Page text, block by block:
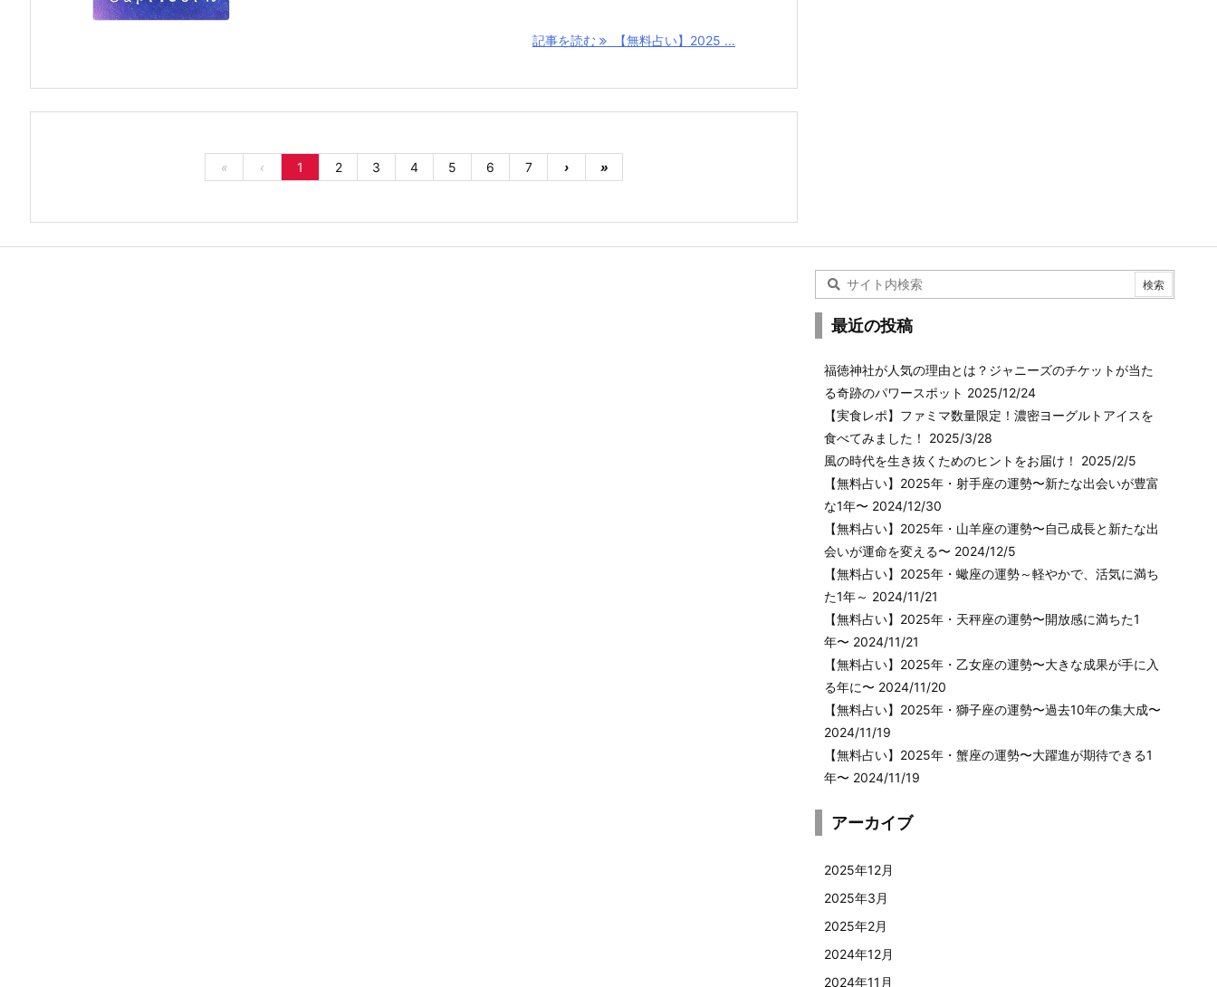
記事を読む 【無料占い】2025 ...
« ‹ 1 2 3 4 5 6 7 › »
最近の投稿
福徳神社が人気の理由とは？ジャニーズのチケットが当た
る奇跡のパワースポット 2025/12/24
【実食レポ】ファミマ数量限定！濃密ヨーグルトアイスを
食べてみました！
2025/3/28
風の時代を生き抜くためのヒントをお届け！
2025/2/5
【無料占い】2025年・射手座の運勢〜新たな出会いが豊富
な1年〜 2024/12/30
【無料占い】2025年・山羊座の運勢〜自己成長と新たな出
会いが運命を変える〜 2024/12/5
【無料占い】2025年・蠍座の運勢～軽やかで、活気に満ち
た1年～ 2024/11/21
【無料占い】2025年・天秤座の運勢〜開放感に満ちた1
年〜 2024/11/21
【無料占い】2025年・乙女座の運勢〜大きな成果が手に入
る年に〜 2024/11/20
【無料占い】2025年・獅子座の運勢〜過去10年の集大成〜
2024/11/19
【無料占い】2025年・蟹座の運勢〜大躍進が期待できる1
年〜 2024/11/19
アーカイブ
2025年12月
2025年3月
2025年2月
2024年12月
2024年11月